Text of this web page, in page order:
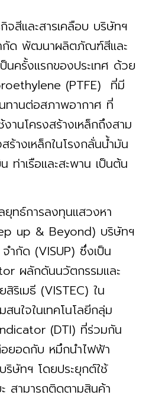
จสีและสารเคลือบ บริษัทฯ
กัด พัฒนาผลิตภัณฑ์สีและ
นครั้งแรกของประเทศ ด้วย
(PTFE) ที่มี
านต่อสภาพอากาศ ที่
านโครงสร้างเหล็กถึงสาม
ร้างเหล็กในโรงกลั่นน้ำมัน
ท่าเรือและสะพาน เป็นต้น
ยุทธ์การลงทุนแสวงหา
up & Beyond) บริษัทฯ
จำกัด (VISUP) ซึ่งเป็น
ผลักดันนวัตกรรมและ
ริเมธี (VISTEC) ใน
นใจในเทคโนโลยีกลุ่ม
(DTI) ที่ร่วมกัน
ยอดกับ หมึกนำไฟฟ้า
ษัทฯ โดยประยุกต์ใช้
สามารถติดตามสินค้า